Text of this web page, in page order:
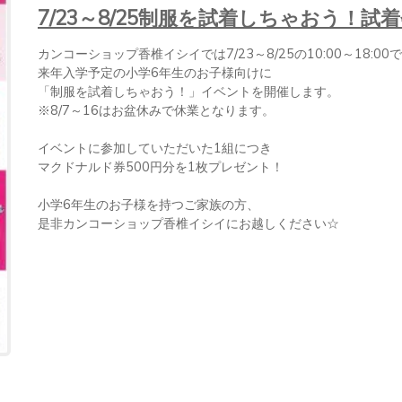
7/23～8/25制服を試着しちゃおう！試
カンコーショップ香椎イシイでは7/23～8/25の10:00～18:00で
来年入学予定の小学6年生のお子様向けに
「制服を試着しちゃおう！」イベントを開催します。
※8/7～16はお盆休みで休業となります。
イベントに参加していただいた1組につき
マクドナルド券500円分を1枚プレゼント！
小学6年生のお子様を持つご家族の方、
是非カンコーショップ香椎イシイにお越しください☆